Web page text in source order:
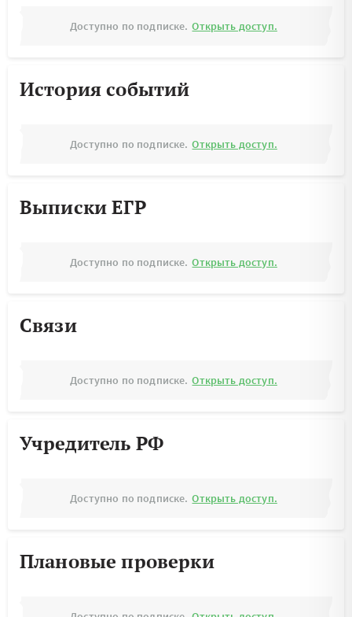
Доступно по подписке. Открыть доступ.
История событий
Доступно по подписке. Открыть доступ.
Выписки ЕГР
Доступно по подписке. Открыть доступ.
Связи
Доступно по подписке. Открыть доступ.
Учредитель РФ
Доступно по подписке. Открыть доступ.
Плановые проверки